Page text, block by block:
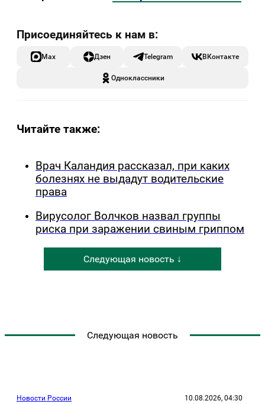
Max Дзен Telegram ВКонтакте
Одноклассники
Читайте также:
Врач Каландия рассказал, при каких
болезнях не выдадут водительские
права
Вирусолог Волчков назвал группы
риска при заражении свиным гриппом
Следующая новость ↓
Следующая новость
Новости России 10.08.2026, 04:30